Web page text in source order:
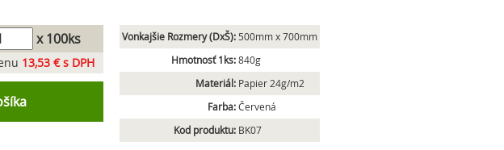
x 100ks
13,53 € s DPH
Vonkajšie Rozmery (DxŠ): 500mm x 700mm
Hmotnosť 1ks: 840g
Materiál: Papier 24g/m2
Farba: Červená
Kod produktu: BK07